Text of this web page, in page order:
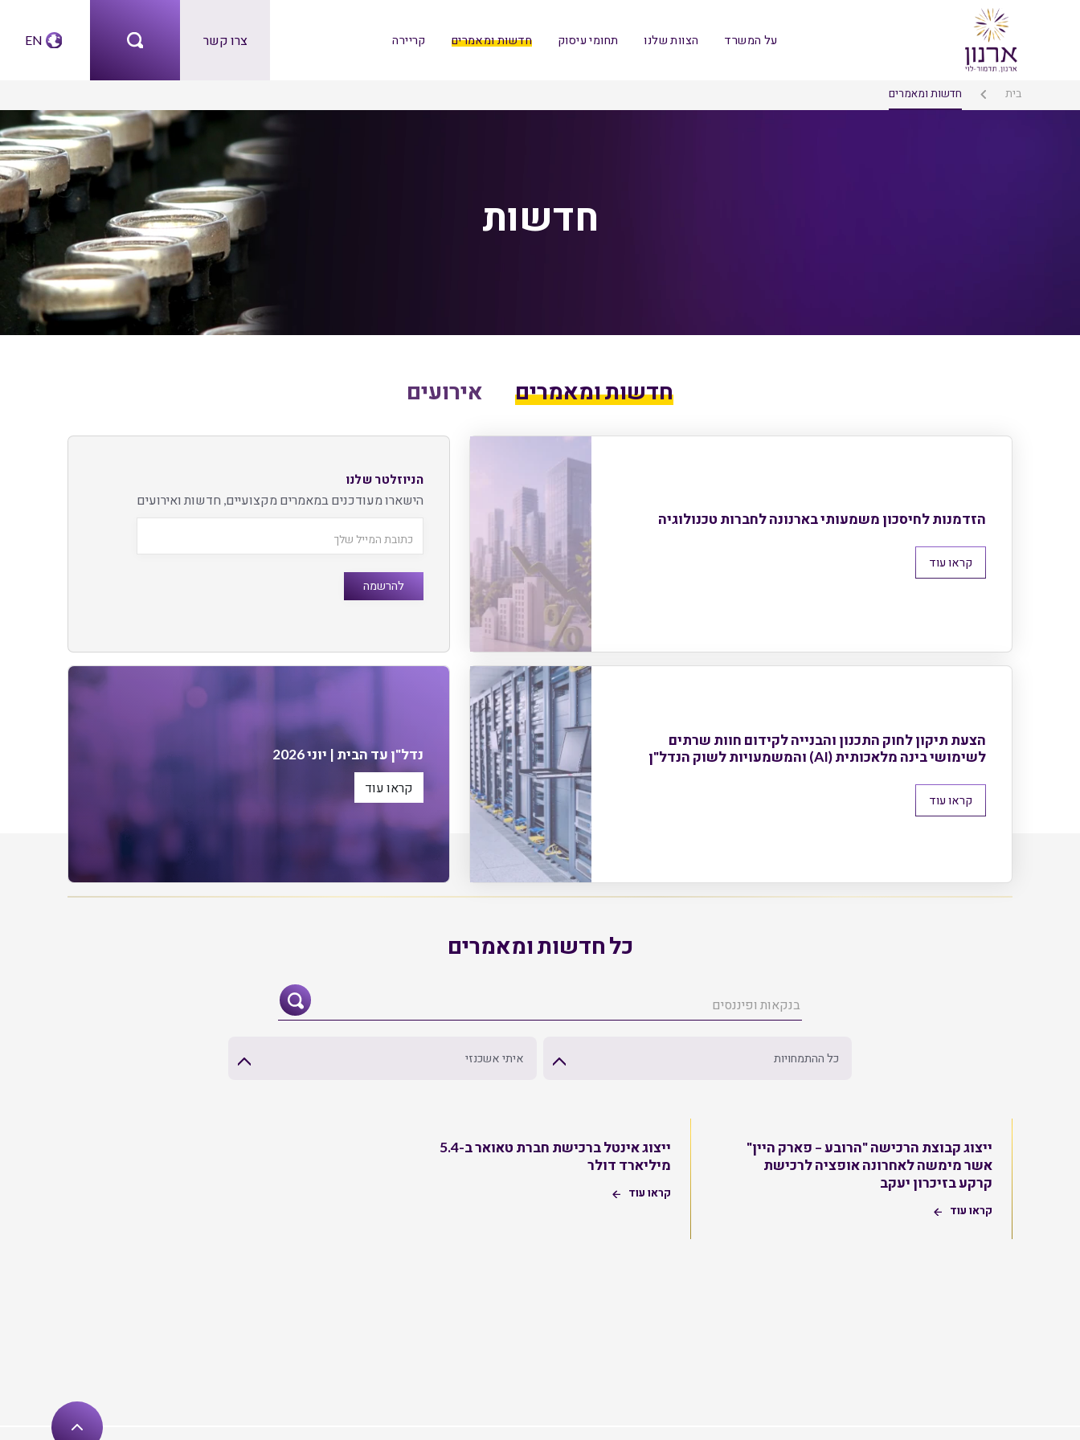
על המשרד הצוות שלנו תחומי עיסוק חדשות ומאמרים קריירה צרו קשר EN
בית חדשות ומאמרים
חדשות
חדשות ומאמרים אירועים
הזדמנות לחיסכון משמעותי בארנונה לחברות טכנולוגיה
קראו עוד
הניוזלטר שלנו
הישארו מעודכנים במאמרים מקצועיים, חדשות ואירועים
הצעת תיקון לחוק התכנון והבנייה לקידום חוות שרתים
לשימושי בינה מלאכותית (AI) והמשמעויות לשוק הנדל"ן
קראו עוד
נדל"ן עד הבית | יוני 2026
קראו עוד
כל חדשות ומאמרים
כל ההתמחויות איתי אשכנזי
ייצוג קבוצת הרכישה "הרובע – פארק היין"
אשר מימשה לאחרונה אופציה לרכישת
קרקע בזיכרון יעקב
קראו עוד
ייצוג אינטל ברכישת חברת טאואר ב-5.4
מיליארד דולר
קראו עוד